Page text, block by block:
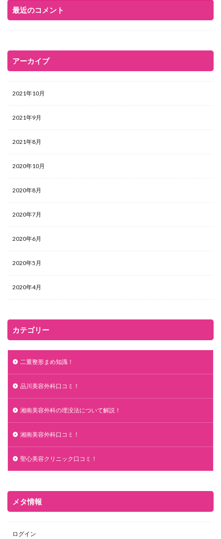
最近のコメント
アーカイブ
2021年10月
2021年9月
2021年8月
2020年10月
2020年8月
2020年7月
2020年6月
2020年5月
2020年4月
カテゴリー
二重整形まめ知識！
品川美容外科口コミ！
湘南美容外科の埋没法について解説！
湘南美容外科口コミ！
聖心美容クリニック口コミ！
メタ情報
ログイン